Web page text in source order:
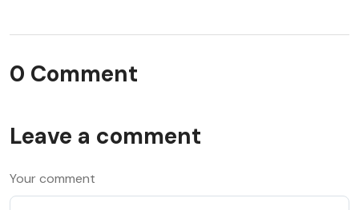
0 Comment
Leave a comment
Your comment